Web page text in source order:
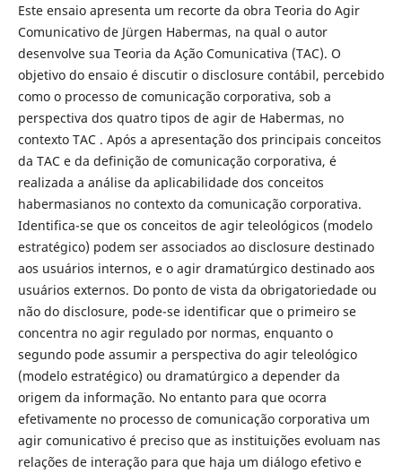
Este ensaio apresenta um recorte da obra Teoria do Agir
Comunicativo de Jürgen Habermas, na qual o autor
desenvolve sua Teoria da Ação Comunicativa (TAC). O
objetivo do ensaio é discutir o disclosure contábil, percebido
como o processo de comunicação corporativa, sob a
perspectiva dos quatro tipos de agir de Habermas, no
contexto TAC . Após a apresentação dos principais conceitos
da TAC e da definição de comunicação corporativa, é
realizada a análise da aplicabilidade dos conceitos
habermasianos no contexto da comunicação corporativa.
Identifica-se que os conceitos de agir teleológicos (modelo
estratégico) podem ser associados ao disclosure destinado
aos usuários internos, e o agir dramatúrgico destinado aos
usuários externos. Do ponto de vista da obrigatoriedade ou
não do disclosure, pode-se identificar que o primeiro se
concentra no agir regulado por normas, enquanto o
segundo pode assumir a perspectiva do agir teleológico
(modelo estratégico) ou dramatúrgico a depender da
origem da informação. No entanto para que ocorra
efetivamente no processo de comunicação corporativa um
agir comunicativo é preciso que as instituições evoluam nas
relações de interação para que haja um diálogo efetivo e